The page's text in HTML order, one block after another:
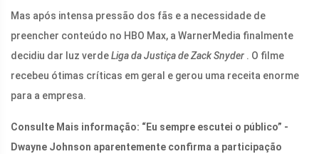
Mas após intensa pressão dos fãs e a necessidade de
preencher conteúdo no HBO Max, a WarnerMedia finalmente
decidiu dar luz verdeLiga da Justiça de Zack Snyder . O filme
recebeu ótimas críticas em geral e gerou uma receita enorme
para a empresa.
Consulte Mais informação: “Eu sempre escutei o público” -
Dwayne Johnson aparentemente confirma a participação